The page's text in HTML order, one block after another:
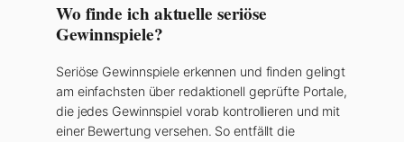
Wo finde ich aktuelle seriöse
Gewinnspiele?
Seriöse Gewinnspiele erkennen und finden gelingt
am einfachsten über redaktionell geprüfte Portale,
die jedes Gewinnspiel vorab kontrollieren und mit
einer Bewertung versehen. So entfällt die